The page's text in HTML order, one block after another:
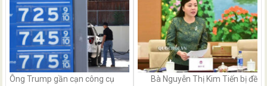
Ông Trump gần cạn công cụ
Bà Nguyễn Thị Kim Tiến bị đề